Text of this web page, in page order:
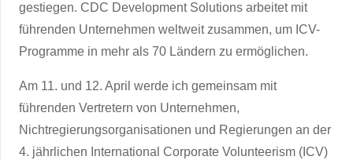
gestiegen. CDC Development Solutions arbeitet mit
führenden Unternehmen weltweit zusammen, um ICV-
Programme in mehr als 70 Ländern zu ermöglichen.
Am 11. und 12. April werde ich gemeinsam mit
führenden Vertretern von Unternehmen,
Nichtregierungsorganisationen und Regierungen an der
4. jährlichen International Corporate Volunteerism (ICV)